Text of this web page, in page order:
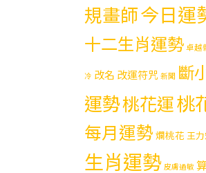
規畫師今日運
十二生肖運勢卓越
冷 改名 改運符咒 新聞 斷
運勢桃花運桃
每月運勢 爛桃花 王
生肖運勢 皮膚過敏